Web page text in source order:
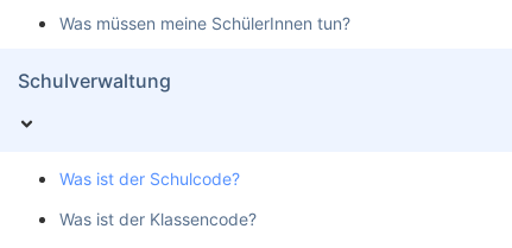
Was müssen meine SchülerInnen tun?
Schulverwaltung
Was ist der Schulcode?
Was ist der Klassencode?